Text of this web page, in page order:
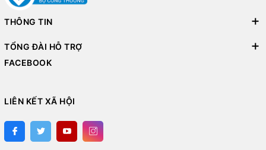
THÔNG TIN
TỔNG ĐÀI HỖ TRỢ
FACEBOOK
LIÊN KẾT XÃ HỘI